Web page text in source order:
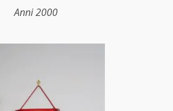
Anni 2000